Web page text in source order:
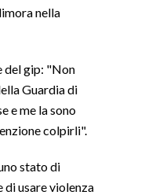
nella
del gip: "Non
Guardia di
e me la sono
colpirli".
stato di
di usare violenza